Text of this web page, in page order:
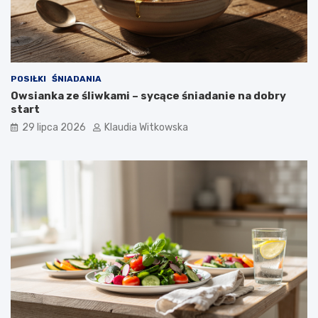
k
u
POSIŁKI ŚNIADANIA
Owsianka ze śliwkami – sycące śniadanie na dobry
start
29 lipca 2026 Klaudia Witkowska